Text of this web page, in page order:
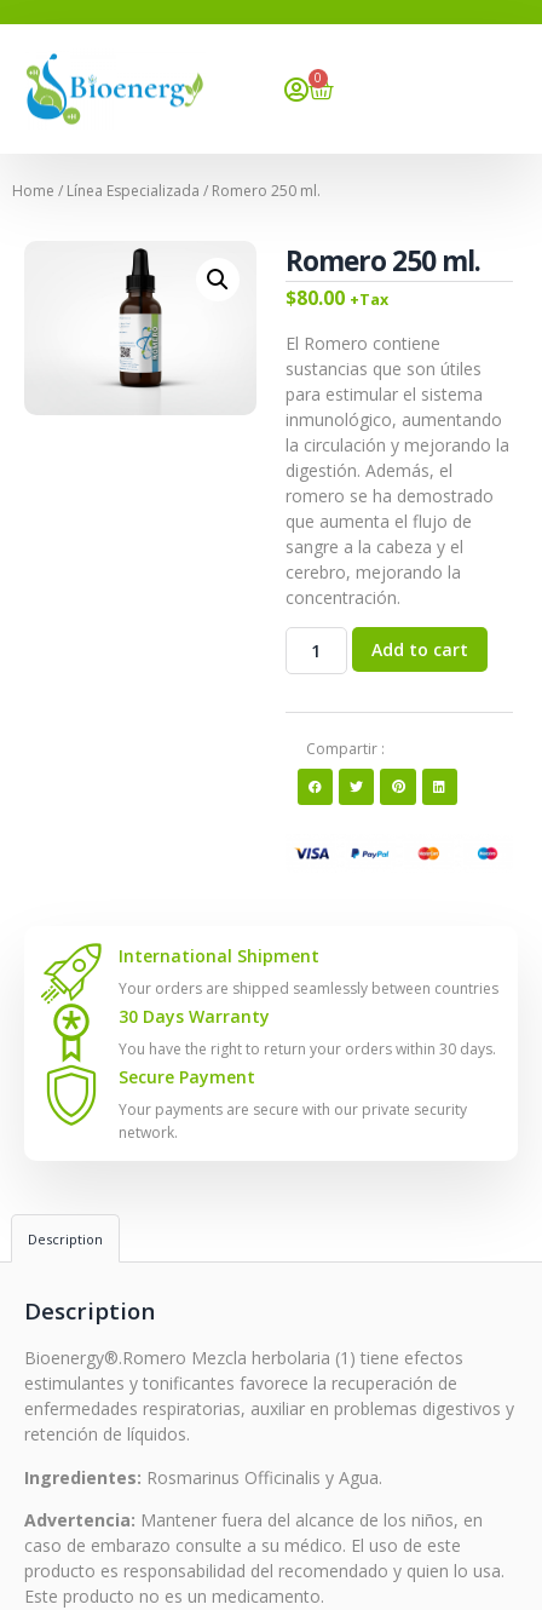
0
Home / Línea Especializada / Romero 250 ml.
Romero 250 ml.
$80.00 +Tax
El Romero contiene
sustancias que son útiles
para estimular el sistema
inmunológico, aumentando
la circulación y mejorando la
digestión. Además, el
romero se ha demostrado
que aumenta el flujo de
sangre a la cabeza y el
cerebro, mejorando la
concentración.
Add to cart
Compartir :
International Shipment
Your orders are shipped seamlessly between countries
30 Days Warranty
You have the right to return your orders within 30 days.
Secure Payment
Your payments are secure with our private security
network.
Description
Description
Bioenergy®.Romero Mezcla herbolaria (1) tiene efectos
estimulantes y tonificantes favorece la recuperación de
enfermedades respiratorias, auxiliar en problemas digestivos y
retención de líquidos.
Ingredientes: Rosmarinus Officinalis y Agua.
Advertencia: Mantener fuera del alcance de los niños, en
caso de embarazo consulte a su médico. El uso de este
producto es responsabilidad del recomendado y quien lo usa.
Este producto no es un medicamento.